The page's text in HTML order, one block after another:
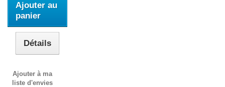
Ajouter au
panier
Détails
Ajouter à ma
liste d'envies